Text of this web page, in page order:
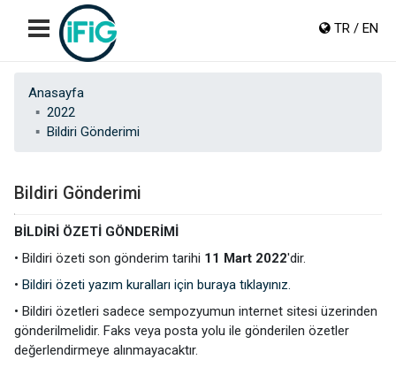
TR / EN
Anasayfa
2022
Bildiri Gönderimi
Bildiri Gönderimi
BİLDİRİ ÖZETİ GÖNDERİMİ
• Bildiri özeti son gönderim tarihi 11 Mart 2022'dir.
• Bildiri özeti yazım kuralları için buraya tıklayınız.
• Bildiri özetleri sadece sempozyumun internet sitesi üzerinden
gönderilmelidir. Faks veya posta yolu ile gönderilen özetler
değerlendirmeye alınmayacaktır.